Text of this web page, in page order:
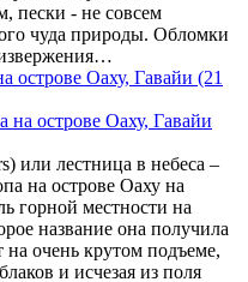
пески - не совсем
чуда природы. Обломки
извержения…
острове Оаху, Гавайи (21
или лестница в небеса –
на острове Оаху на
горной местности на
название она получила
на очень крутом подъеме,
и исчезая из поля